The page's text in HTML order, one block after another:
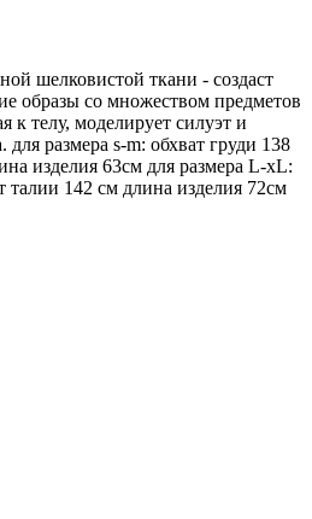
шелковистой ткани - создаст
образы со множеством предметов
к телу, моделирует силуэт и
для размера s-m: обхват груди 138
изделия 63см для размера L-xL:
талии 142 см длина изделия 72см